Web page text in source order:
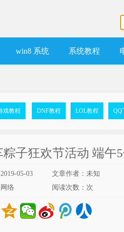
win8 系统 系统教程
戏教程 DNF教程 LOL教程 QQ
粽子狂欢节活动 端午
05-03
文章作者：未知
络
阅读次数： 次